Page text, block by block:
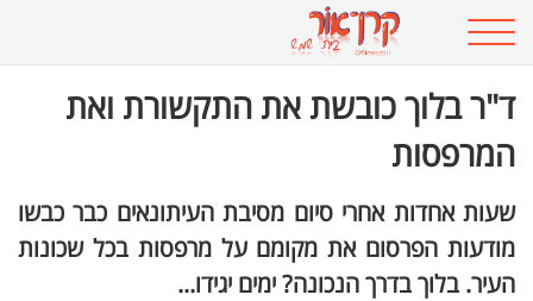
ד"ר בלוך כובשת את התקשורת ואת
המרפסות
שעות אחדות אחרי סיום מסיבת העיתונאים כבר כבשו
מודעות הפרסום את מקומם על מרפסות בכל שכונות
העיר. בלוך בדרך הנכונה? ימים יגידו...